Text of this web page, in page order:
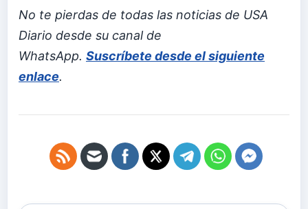
No te pierdas de todas las noticias de USA
Diario desde su canal de
WhatsApp. Suscríbete desde el siguiente
enlace.